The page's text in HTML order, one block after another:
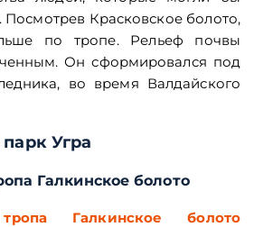
Красковское болото,
по тропе. Рельеф почвы
Он сформировался под
во время Валдайского
Угра
Галкинское болото
тропа Галкинское болото